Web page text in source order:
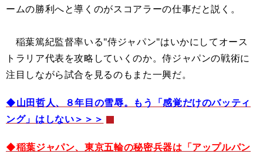
ームの勝利へと導くのがスコアラーの仕事だと説く。
稲葉篤紀監督率いる"侍ジャパン"はいかにしてオース
トラリア代表を攻略していくのか。侍ジャパンの戦術に
注目しながら試合を見るのもまた一興だ。
◆山田哲人、８年目の雪辱。もう「感覚だけのバッティ
ング」はしない＞＞＞
◆稲葉ジャパン、東京五輪の秘密兵器は「アップルパン